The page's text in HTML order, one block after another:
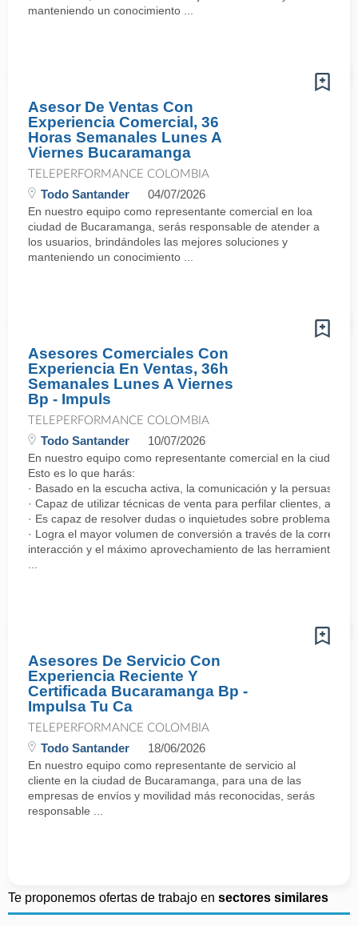
manteniendo un conocimiento ...
Asesor De Ventas Con
Experiencia Comercial, 36
Horas Semanales Lunes A
Viernes Bucaramanga
TELEPERFORMANCE COLOMBIA
Todo Santander 04/07/2026
En nuestro equipo como representante comercial en loa
ciudad de Bucaramanga, serás responsable de atender a
los usuarios, brindándoles las mejores soluciones y
manteniendo un conocimiento ...
Asesores Comerciales Con
Experiencia En Ventas, 36h
Semanales Lunes A Viernes
Bp - Impuls
TELEPERFORMANCE COLOMBIA
Todo Santander 10/07/2026
En nuestro equipo como representante comercial en la ciudad
Esto es lo que harás:
· Basado en la escucha activa, la comunicación y la
· Capaz de utilizar técnicas de venta para perfilar clientes,
· Es capaz de resolver dudas o inquietudes sobre problemas
· Logra el mayor volumen de conversión a través de la correcta
interacción y el máximo aprovechamiento de las herramientas a
Asesores De Servicio Con
Experiencia Reciente Y
Certificada Bucaramanga Bp -
Impulsa Tu Ca
TELEPERFORMANCE COLOMBIA
Todo Santander 18/06/2026
En nuestro equipo como representante de servicio al
cliente en la ciudad de Bucaramanga, para una de las
empresas de envíos y movilidad más reconocidas, serás
responsable ...
Te proponemos ofertas de trabajo en sectores similares